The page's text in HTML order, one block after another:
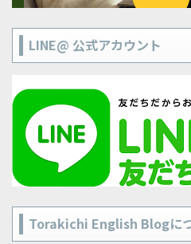
LINE@ 公式アカウント
Torakichi English Blogに